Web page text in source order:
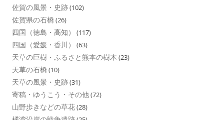
佐賀の風景・史跡(102)
佐賀県の石橋 (26)
四国（徳島・高知） (117)
四国（愛媛・香川） (63)
天草の巨樹・ふるさと熊本の樹木 (23)
天草の石橋 (10)
天草の風景・史跡(31)
寄稿・ゆうこう・その他(72)
山野歩きなどの草花(28)